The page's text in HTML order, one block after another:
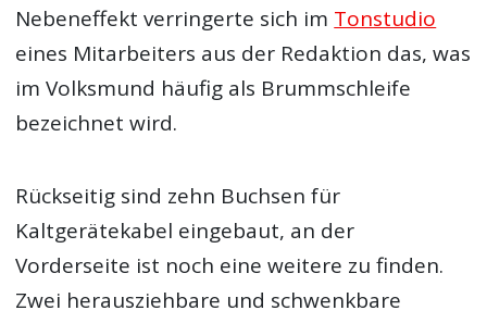
Nebeneffekt verringerte sich im Tonstudio
eines Mitarbeiters aus der Redaktion das, was
im Volksmund häufig als Brummschleife
bezeichnet wird.
Rückseitig sind zehn Buchsen für
Kaltgerätekabel eingebaut, an der
Vorderseite ist noch eine weitere zu finden.
Zwei herausziehbare und schwenkbare